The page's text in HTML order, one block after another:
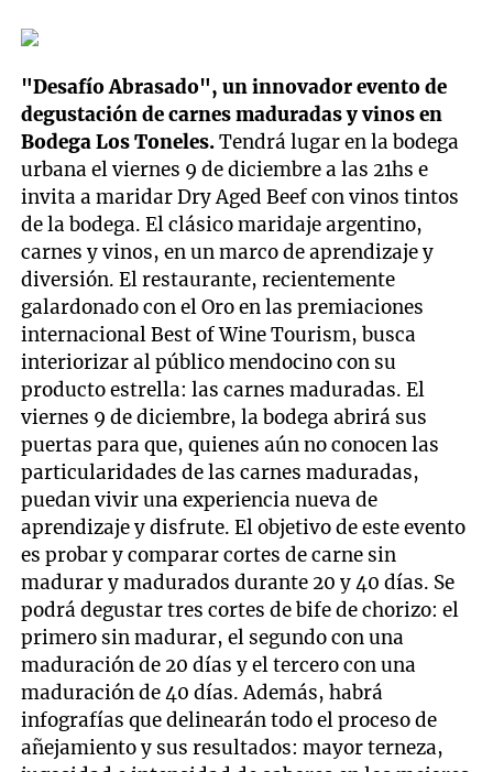
"Desafío Abrasado", un innovador evento de
degustación de carnes maduradas y vinos en
Bodega Los Toneles.Tendrá lugar en la bodega
urbana el viernes 9 de diciembre a las 21hs e
invita a maridar Dry Aged Beef con vinos tintos
de la bodega. El clásico maridaje argentino,
carnes y vinos, en un marco de aprendizaje y
diversión. El restaurante, recientemente
galardonado con el Oro en las premiaciones
internacional Best of Wine Tourism, busca
interiorizar al público mendocino con su
producto estrella: las carnes maduradas. El
viernes 9 de diciembre, la bodega abrirá sus
puertas para que, quienes aún no conocen las
particularidades de las carnes maduradas,
puedan vivir una experiencia nueva de
aprendizaje y disfrute. El objetivo de este evento
es probar y comparar cortes de carne sin
madurar y madurados durante 20 y 40 días. Se
podrá degustar tres cortes de bife de chorizo: el
primero sin madurar, el segundo con una
maduración de 20 días y el tercero con una
maduración de 40 días. Además, habrá
infografías que delinearán todo el proceso de
añejamiento y sus resultados: mayor terneza,